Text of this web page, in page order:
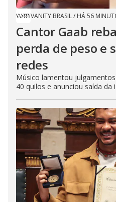
VANITY BRASIL/ HÁ 56
Cantor Gaab
perda de peso e
redes
Músico lamentou
40 quilos e anunciou saída da